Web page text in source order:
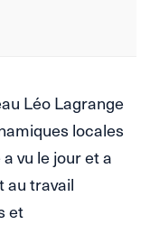
Léo Lagrange
locales
vu le jour et a
au travail
et